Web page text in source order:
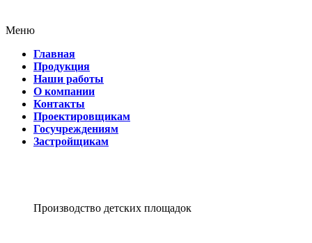
Меню
Главная
Продукция
Наши работы
О компании
Контакты
Проектировщикам
Госучреждениям
Застройщикам
Производство детских площадок